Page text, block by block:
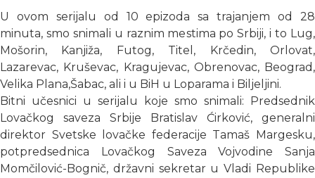
U ovom serijalu od 10 epizoda sa trajanjem od 28
minuta, smo snimali u raznim mestima po Srbiji, i to Lug,
Mošorin, Kanjiža, Futog, Titel, Krčedin, Orlovat,
Lazarevac, Kruševac, Kragujevac, Obrenovac, Beograd,
Velika Plana,Šabac, ali i u BiH u Loparama i Biljeljini.
Bitni učesnici u serijalu koje smo snimali: Predsednik
Lovačkog saveza Srbije Bratislav Ćirković, generalni
direktor Svetske lovačke federacije Tamaš Margesku,
potpredsednica Lovačkog Saveza Vojvodine Sanja
Momčilović-Bognič, državni sekretar u Vladi Republike